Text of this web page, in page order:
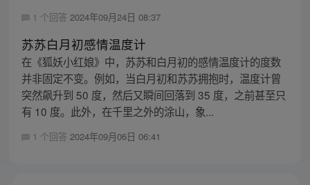
1 个回答 2024年09月24日 08:37
苏苏白月初感情温度计
在《狐妖小红娘》中，苏苏和白月初的感情温度计的度数
并非固定不变。例如，当白月初和苏苏拥抱时，温度计曾
突然飙升到 50 度，然后又瞬间回落到 35 度，之前甚至只
有 10 度。此外，在千里之外的涂山，象...
1 个回答 2024年09月06日 06:41